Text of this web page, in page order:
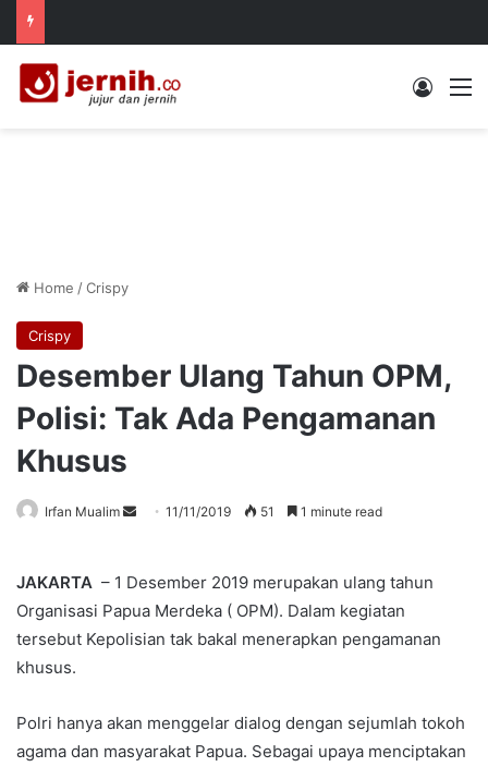
Log In
Home /Crispy
Crispy
Desember Ulang Tahun OPM,
Polisi: Tak Ada Pengamanan
Khusus
Irfan Mualim
Send11/11/2019 51 1 minute read
JAKARTA – 1 Desember 2019 merupakan ulang tahun
Organisasi Papua Merdeka ( OPM). Dalam kegiatan
tersebut Kepolisian tak bakal menerapkan pengamanan
khusus.
Polri hanya akan menggelar dialog dengan sejumlah tokoh
agama dan masyarakat Papua. Sebagai upaya menciptakan